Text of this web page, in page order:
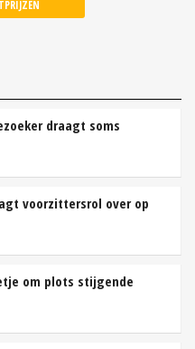
draagt soms
voorzittersrol over op
om plots stijgende